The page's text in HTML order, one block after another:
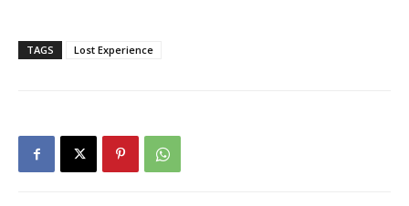
TAGS Lost Experience